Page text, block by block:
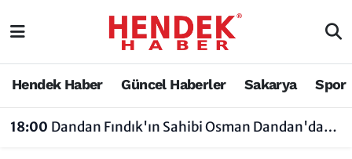
Hendek Haber Güncel Haberler Sakarya Spor
18:00 Dandan Fındık'ın Sahibi Osman Dandan'dan Sezon Öncesi Dikkat Çeken Açıklamalar
Hendek Haber
Hendek Haber
Sakarya Nöbetçi Eczaneler